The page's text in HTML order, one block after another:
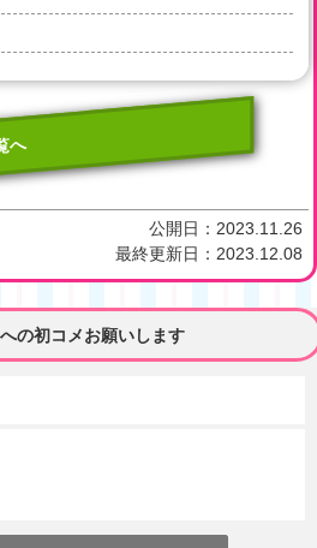
へ
公開日： 2023.11.26
最終更新日： 2023.12.08
の初コメお願いします